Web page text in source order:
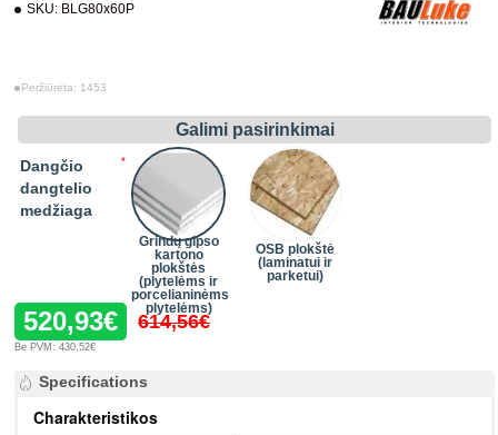
SKU: BLG80x60P
Peržiūrėta: 1453
520,93€ 614,56€
Be PVM: 430,52€
Galimi pasirinkimai
Dangčio
dangtelio
medžiaga
Grindų gipso
kartono
plokštės
(plytelėms ir
porcelianinėms
plytelėms)
OSB plokštė
(laminatui ir
parketui)
Specifications
Charakteristikos